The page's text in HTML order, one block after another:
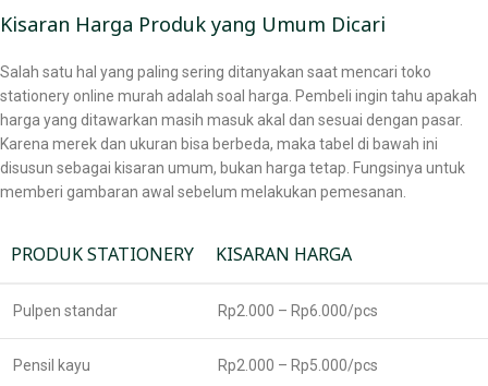
Kisaran Harga Produk yang Umum Dicari
Salah satu hal yang paling sering ditanyakan saat mencari toko
stationery online murah adalah soal harga. Pembeli ingin tahu apakah
harga yang ditawarkan masih masuk akal dan sesuai dengan pasar.
Karena merek dan ukuran bisa berbeda, maka tabel di bawah ini
disusun sebagai kisaran umum, bukan harga tetap. Fungsinya untuk
memberi gambaran awal sebelum melakukan pemesanan.
PRODUK STATIONERY KISARAN HARGA
Pulpen standar Rp2.000 – Rp6.000/pcs
Pensil kayu Rp2.000 – Rp5.000/pcs